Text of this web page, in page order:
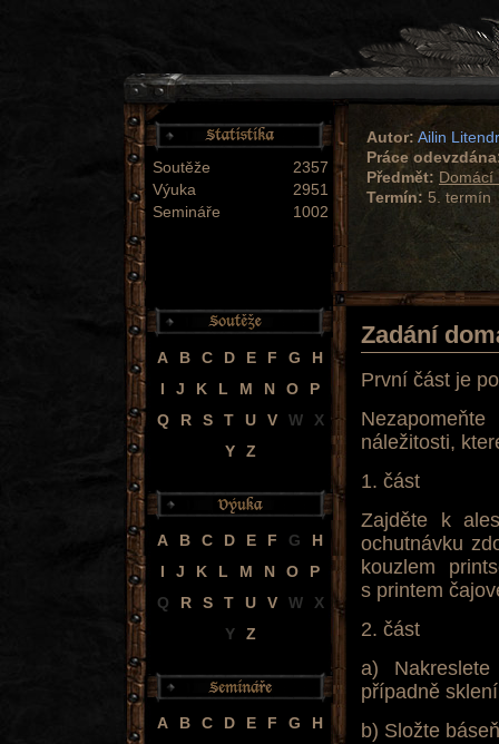
Soutěže
2357
Výuka
2951
Semináře
1002
Autor: Ailin
Práce
Předmět: Domácí
Termín: 5. termín
Zadání
První část je
náležitosti,
1. část
Zajděte k
ochutnávku
kouzlem
s printem
2. část
a)
případně
b) Složte
A B C D E F G
H
I
J K L M N O
P
Q
R S T U V W
X
Y
Z
A B C D E F G
H
I
J K L M N O
P
Q
R S T U V W
X
Y
Z
A B C D E F G
H